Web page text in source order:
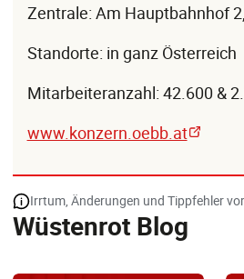
Zentrale: Am Hauptbahnhof
Standorte: in ganz Österreich
Mitarbeiteranzahl: 42.600 &
www.konzern.oebb.at
Irrtum, Änderungen und Tippfehler
Wüstenrot Blog